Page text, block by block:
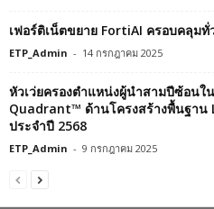
เฟอร์ติเน็ตขยาย FortiAI ครอบคลุม
ETP_Admin - 14 กรกฎาคม 2025
หัวเว่ยครองตำแหน่งผู้นำสามปีซ้อน
Quadrant™ ด้านโครงสร้างพื้นฐาน
ประจำปี 2568
ETP_Admin - 9 กรกฎาคม 2025